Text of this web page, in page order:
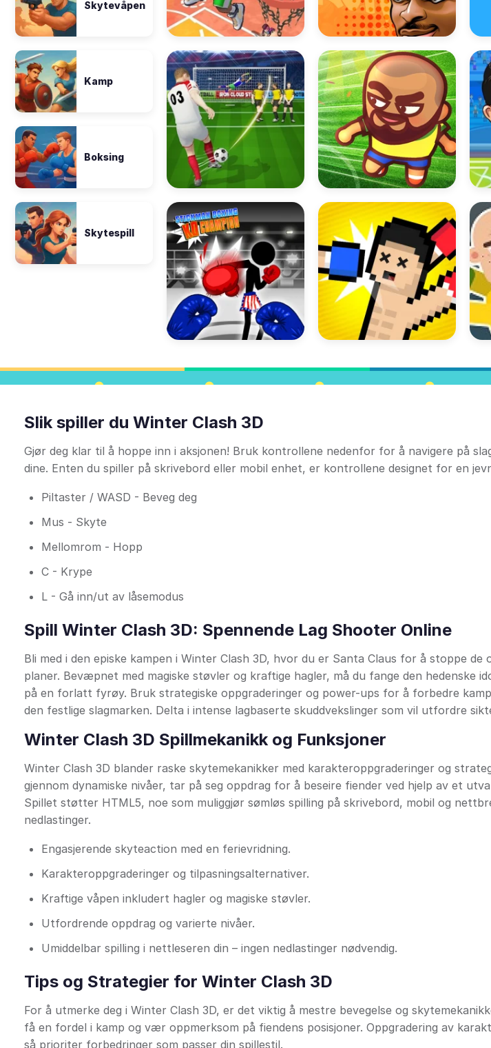
Skytevåpen
Kamp
Boksing
Skytespill
Slik spiller du Winter Clash 3D
Gjør deg klar til å hoppe inn i aksjonen! Bruk kontrollene nedenfor for å navigere på
dine. Enten du spiller på skrivebord eller mobil enhet, er kontrollene designet for en
Piltaster / WASD - Beveg deg
Mus - Skyte
Mellomrom - Hopp
C - Krype
L - Gå inn/ut av låsemodus
Spill Winter Clash 3D: Spennende Lag Shooter Online
Bli med i den episke kampen i Winter Clash 3D, hvor du er Santa Claus for å stoppe de
planer. Bevæpnet med magiske støvler og kraftige hagler, må du fange den hedenske
på en forlatt fyrøy. Bruk strategiske oppgraderinger og power-ups for å forbedre
den festlige slagmarken. Delta i intense lagbaserte skuddvekslinger som vil utfordre
Winter Clash 3D Spillmekanikk og Funksjoner
Winter Clash 3D blander raske skytemekanikker med karakteroppgraderinger og
gjennom dynamiske nivåer, tar på seg oppdrag for å beseire fiender ved hjelp av et
Spillet støtter HTML5, noe som muliggjør sømløs spilling på skrivebord, mobil og
nedlastinger.
Engasjerende skyteaction med en ferievridning.
Karakteroppgraderinger og tilpasningsalternativer.
Kraftige våpen inkludert hagler og magiske støvler.
Utfordrende oppdrag og varierte nivåer.
Umiddelbar spilling i nettleseren din – ingen nedlastinger nødvendig.
Tips og Strategier for Winter Clash 3D
For å utmerke deg i Winter Clash 3D, er det viktig å mestre bevegelse og
få en fordel i kamp og vær oppmerksom på fiendens posisjoner. Oppgradering av
så prioriter forbedringer som passer din spillestil.